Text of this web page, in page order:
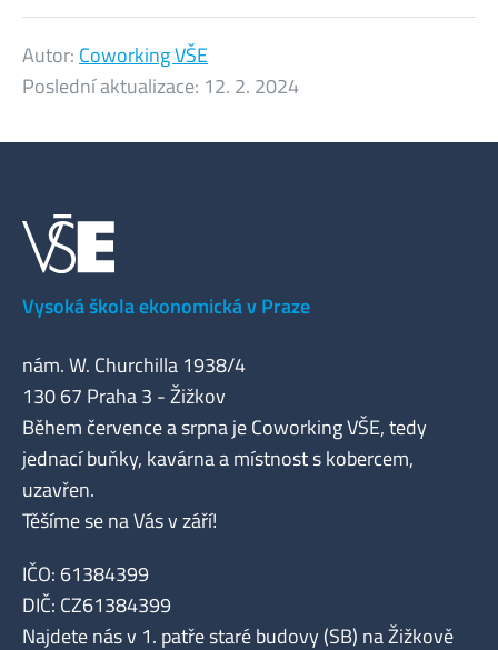
Autor: Coworking VŠE
Poslední aktualizace: 12. 2. 2024
Vysoká škola ekonomická v Praze
nám. W. Churchilla 1938/4
130 67 Praha 3 - Žižkov
Během července a srpna je Coworking VŠE, tedy
jednací buňky, kavárna a místnost s kobercem,
uzavřen.
Těšíme se na Vás v září!
IČO: 61384399
DIČ: CZ61384399
Najdete nás v 1. patře staré budovy (SB) na Žižkově